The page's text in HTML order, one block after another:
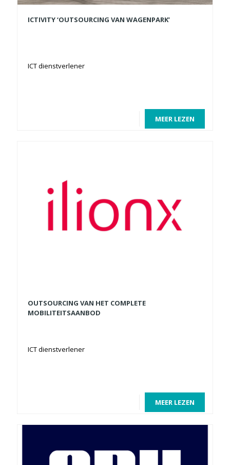
ICTIVITY ‘OUTSOURCING VAN WAGENPARK’
ICT dienstverlener
MEER LEZEN
OUTSOURCING VAN HET COMPLETE
MOBILITEITSAANBOD
ICT dienstverlener
MEER LEZEN